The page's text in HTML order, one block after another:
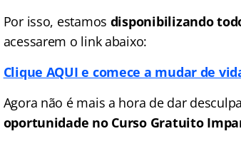
Por isso, estamos disponibilizando
acessarem o link abaixo:
Clique AQUI e comece a mudar de
Agora não é mais a hora de dar
oportunidade no Curso Gratuito